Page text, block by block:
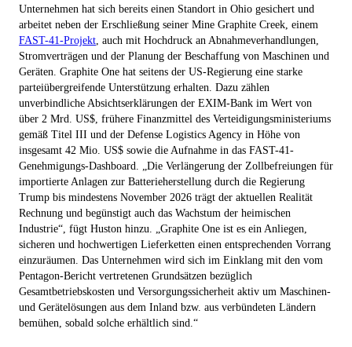
Unternehmen hat sich bereits einen Standort in Ohio gesichert und
arbeitet neben der Erschließung seiner Mine Graphite Creek, einem
FAST-41-Projekt , auch mit Hochdruck an Abnahmeverhandlungen,
Stromverträgen und der Planung der Beschaffung von Maschinen und
Geräten. Graphite One hat seitens der US-Regierung eine starke
parteiübergreifende Unterstützung erhalten. Dazu zählen
unverbindliche Absichtserklärungen der EXIM-Bank im Wert von
über 2 Mrd. US$, frühere Finanzmittel des Verteidigungsministeriums
gemäß Titel III und der Defense Logistics Agency in Höhe von
insgesamt 42 Mio. US$ sowie die Aufnahme in das FAST-41-
Genehmigungs-Dashboard. „Die Verlängerung der Zollbefreiungen für
importierte Anlagen zur Batterieherstellung durch die Regierung
Trump bis mindestens November 2026 trägt der aktuellen Realität
Rechnung und begünstigt auch das Wachstum der heimischen
Industrie“, fügt Huston hinzu. „Graphite One ist es ein Anliegen,
sicheren und hochwertigen Lieferketten einen entsprechenden Vorrang
einzuräumen. Das Unternehmen wird sich im Einklang mit den vom
Pentagon-Bericht vertretenen Grundsätzen bezüglich
Gesamtbetriebskosten und Versorgungssicherheit aktiv um Maschinen-
und Gerätelösungen aus dem Inland bzw. aus verbündeten Ländern
bemühen, sobald solche erhältlich sind.“